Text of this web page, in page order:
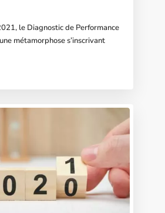
le Diagnostic de Performance
métamorphose s’inscrivant